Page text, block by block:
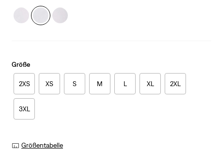
Größe
2XS XS S M L XL 2XL
3XL
Größentabelle